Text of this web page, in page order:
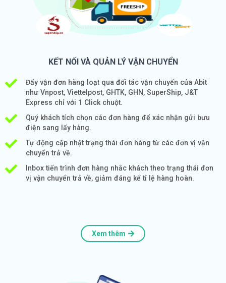
KẾT NỐI VÀ QUẢN LÝ VẬN CHUYỂN
Đẩy vận đơn hàng loạt qua đối tác vận chuyển của Abit
như Vnpost, Viettelpost, GHTK, GHN, SuperShip, J&T
Express chỉ với 1 Click chuột.
Quý khách tích chọn các đơn hàng để xác nhận gửi bưu
điện sang lấy hàng.
Tự động cập nhật trạng thái đơn hàng từ các đơn vị vận
chuyển trả về.
Inbox tiến trình đơn hàng nhắc khách theo trạng thái đơn
vị vận chuyển trả về, giảm đáng kể tỉ lệ hàng hoàn.
Xem thêm